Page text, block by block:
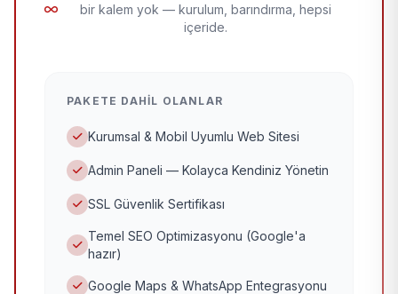
bir kalem yok — kurulum, barındırma, hepsi
içeride.
PAKETE DAHIL OLANLAR
Kurumsal & Mobil Uyumlu Web Sitesi
Admin Paneli — Kolayca Kendiniz Yönetin
SSL Güvenlik Sertifikası
Temel SEO Optimizasyonu (Google'a
hazır)
Google Maps & WhatsApp Entegrasyonu